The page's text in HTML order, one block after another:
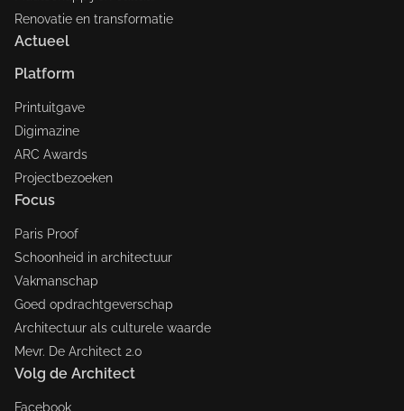
Renovatie en transformatie
Actueel
Platform
Printuitgave
Digimazine
ARC Awards
Projectbezoeken
Focus
Paris Proof
Schoonheid in architectuur
Vakmanschap
Goed opdrachtgeverschap
Architectuur als culturele waarde
Mevr. De Architect 2.0
Volg de Architect
Facebook